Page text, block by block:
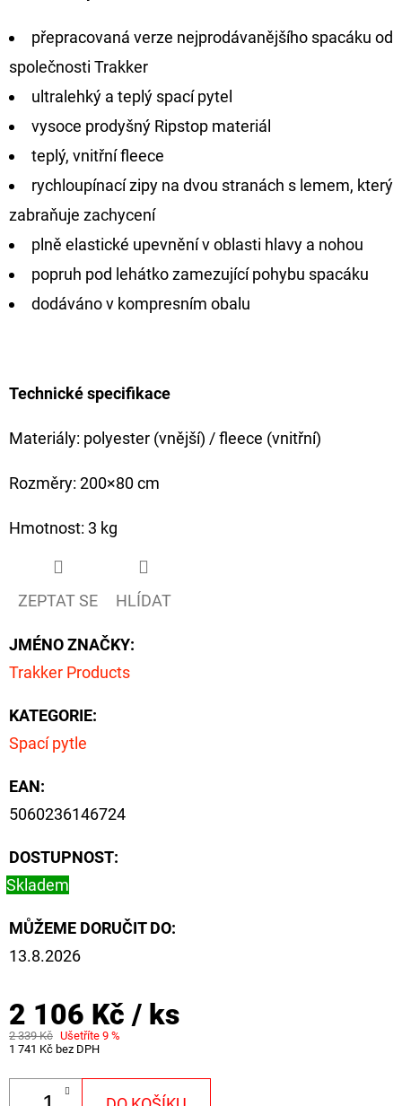
přepracovaná verze nejprodávanějšího spacáku od
společnosti Trakker
ultralehký a teplý spací pytel
vysoce prodyšný Ripstop materiál
teplý, vnitřní fleece
rychloupínací zipy na dvou stranách s lemem, který
zabraňuje zachycení
plně elastické upevnění v oblasti hlavy a nohou
popruh pod lehátko zamezující pohybu spacáku
dodáváno v kompresním obalu
Technické specifikace
Materiály: polyester (vnější) / fleece (vnitřní)
Rozměry: 200×80 cm
Hmotnost: 3 kg
ZEPTAT SE HLÍDAT
JMÉNO ZNAČKY:
Trakker Products
KATEGORIE:
Spací pytle
EAN:
5060236146724
DOSTUPNOST:
Skladem
MŮŽEME DORUČIT DO:
13.8.2026
2 106 Kč / ks
2 339 Kč Ušetříte 9 %
1 741 Kč bez DPH